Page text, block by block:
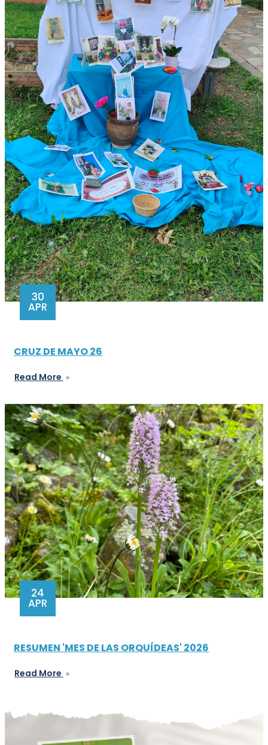
30
APR
CRUZ DE MAYO 26
Read More
24
APR
RESUMEN 'MES DE LAS ORQUÍDEAS' 2026
Read More